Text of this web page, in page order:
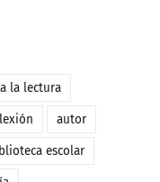
la lectura
autor
escolar